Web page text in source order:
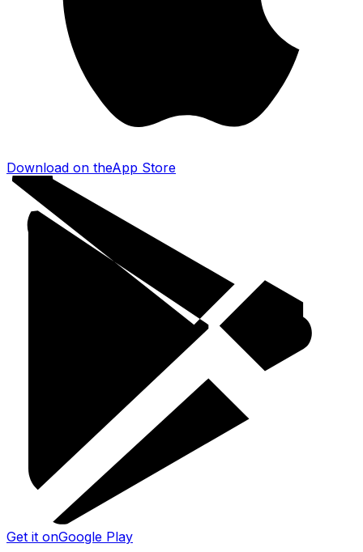
Download on theApp Store
Get it onGoogle Play